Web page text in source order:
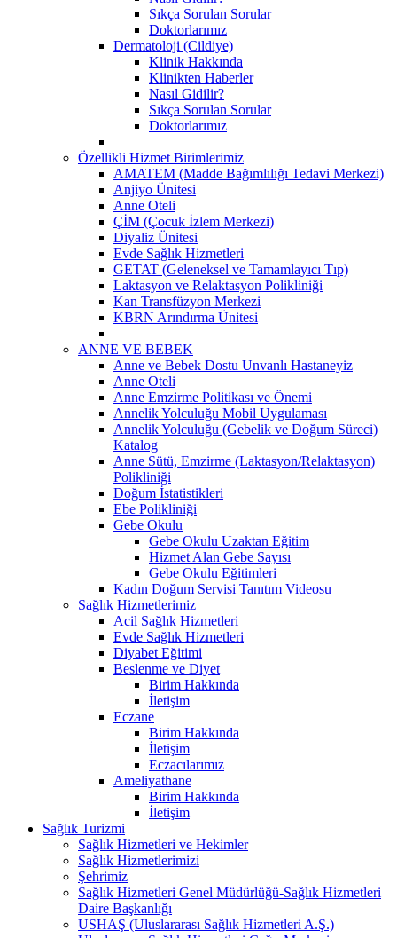
Sıkça Sorulan Sorular
Doktorlarımız
Dermatoloji (Cildiye)
Klinik Hakkında
Klinikten Haberler
Nasıl Gidilir?
Sıkça Sorulan Sorular
Doktorlarımız
Özellikli Hizmet Birimlerimiz
AMATEM (Madde Bağımlılığı Tedavi Merkezi)
Anjiyo Ünitesi
Anne Oteli
ÇİM (Çocuk İzlem Merkezi)
Diyaliz Ünitesi
Evde Sağlık Hizmetleri
GETAT (Geleneksel ve Tamamlayıcı Tıp)
Laktasyon ve Relaktasyon Polikliniği
Kan Transfüzyon Merkezi
KBRN Arındırma Ünitesi
ANNE VE BEBEK
Anne ve Bebek Dostu Unvanlı Hastaneyiz
Anne Oteli
Anne Emzirme Politikası ve Önemi
Annelik Yolculuğu Mobil Uygulaması
Annelik Yolculuğu (Gebelik ve Doğum Süreci)
Katalog
Anne Sütü, Emzirme (Laktasyon/Relaktasyon)
Polikliniği
Doğum İstatistikleri
Ebe Polikliniği
Gebe Okulu
Gebe Okulu Uzaktan Eğitim
Hizmet Alan Gebe Sayısı
Gebe Okulu Eğitimleri
Kadın Doğum Servisi Tanıtım Videosu
Sağlık Hizmetlerimiz
Acil Sağlık Hizmetleri
Evde Sağlık Hizmetleri
Diyabet Eğitimi
Beslenme ve Diyet
Birim Hakkında
İletişim
Eczane
Birim Hakkında
İletişim
Eczacılarımız
Ameliyathane
Birim Hakkında
İletişim
Sağlık Turizmi
Sağlık Hizmetleri ve Hekimler
Sağlık Hizmetlerimizi
Şehrimiz
Sağlık Hizmetleri Genel Müdürlüğü-Sağlık Hizmetleri
Daire Başkanlığı
USHAŞ (Uluslararası Sağlık Hizmetleri A.Ş.)